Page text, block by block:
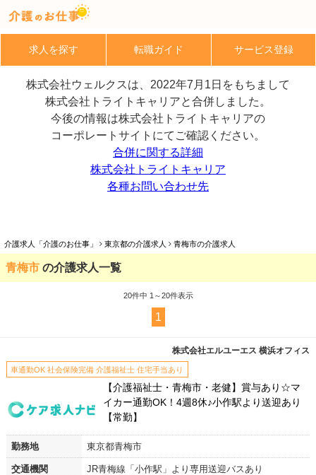
求人を探す 転職ガイド サービス登録
株式会社ウェルクスは、2022年7月1日をもちまして
株式会社トライトキャリアと合併しました。
今後の情報は株式会社トライトキャリアの
コーポレートサイトにてご確認ください。
合併に関する詳細
株式会社トライトキャリア
各種お問い合わせ先
介護求人「介護のお仕事」 東京都の介護求人 青梅市の介護求人
青梅市 の介護求人一覧
20件中 1～20件表示
1
株式会社エルユーエス 横浜オフィス
車通勤OK 社会保険完備 介護福祉士 住宅手当あり
【介護福祉士・青梅市・老健】賞与あり☆マ
イカー通勤OK！4週8休♪小作駅より送迎あり
【常勤】
勤務地 東京都青梅市
交通機関 JR青梅線「小作駅」より専用送迎バスあり